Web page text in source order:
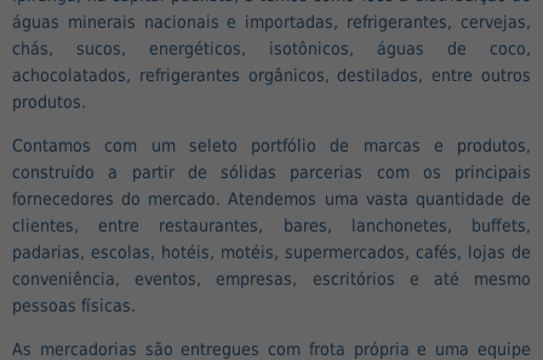
águas minerais nacionais e importadas, refrigerantes, cervejas,
chás, sucos, energéticos, isotônicos, águas de coco,
achocolatados, refrigerantes orgânicos, destilados, entre outros
produtos.
Contamos com um seleto portfólio de marcas e produtos,
construído a partir de sólidas parcerias com os principais
fornecedores do mercado. Atendemos uma vasta quantidade de
clientes, entre restaurantes, bares, lanchonetes, buffets,
padarias, escolas, hotéis, motéis, supermercados, cafés, lojas de
conveniência, eventos, empresas, escritórios e até mesmo
pessoas físicas.
As mercadorias são entregues com frota própria e uma equipe